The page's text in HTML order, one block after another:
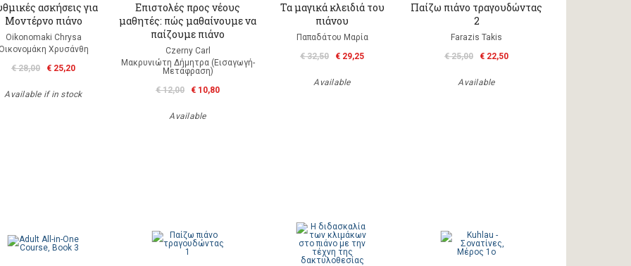
ασκήσεις για
Mοντέρνο πιάνο
Oikonomaki Chrysa
Χρυσάνθη
€ 28,00
€ 25,20
Available if in stock
Επιστολές προς νέους
μαθητές: πώς μαθαίνουμε να
παίζουμε πιάνο
Czerny Carl
Μακρυνιώτη Δήμητρα (Εισαγωγή-
Μετάφραση)
€ 12,00
€ 10,80
Available
Τα μαγικά κλειδιά του
πιάνου
Παπαδάτου Μαρία
€ 32,50
€ 29,25
Available
Παίζω πιάνο τραγουδώντας
2
Farazis Takis
€ 25,00
€ 22,50
Available